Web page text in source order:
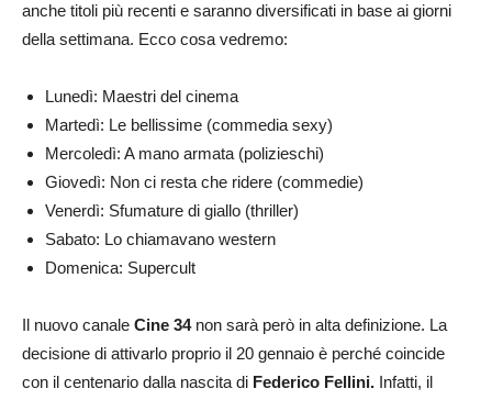
anche titoli più recenti e saranno diversificati in base ai giorni
della settimana. Ecco cosa vedremo:
Lunedì: Maestri del cinema
Martedì: Le bellissime (commedia sexy)
Mercoledì: A mano armata (polizieschi)
Giovedì: Non ci resta che ridere (commedie)
Venerdì: Sfumature di giallo (thriller)
Sabato: Lo chiamavano western
Domenica: Supercult
Il nuovo canale Cine 34non sarà però in alta definizione. La
decisione di attivarlo proprio il 20 gennaio è perché coincide
con il centenario dalla nascita di Federico Fellini. Infatti, il